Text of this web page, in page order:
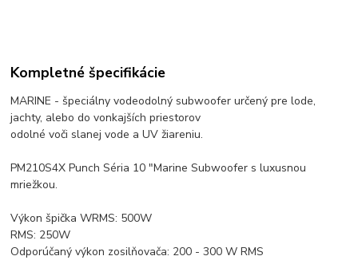
Kompletné špecifikácie
MARINE - špeciálny vodeodolný subwoofer určený pre lode,
jachty, alebo do vonkajších priestorov
odolné voči slanej vode a UV žiareniu.
PM210S4X Punch Séria 10 "Marine Subwoofer s luxusnou
mriežkou.
Výkon špička WRMS: 500W
RMS: 250W
Odporúčaný výkon zosilňovača: 200 - 300 W RMS